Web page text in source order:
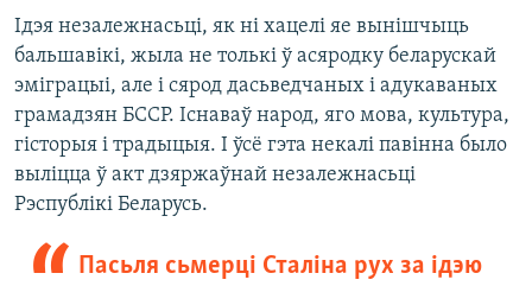
Ідэя незалежнасьці, як ні хацелі яе вынішчыць
бальшавікі, жыла не толькі ў асяродку беларускай
эміграцыі, але і сярод дасьведчаных і адукаваных
грамадзян БССР. Існаваў народ, яго мова, культура,
гісторыя і традыцыя. І ўсё гэта некалі павінна было
выліцца ў акт дзяржаўнай незалежнасьці
Рэспублікі Беларусь.
Пасьля сьмерці Сталіна рух за ідэю